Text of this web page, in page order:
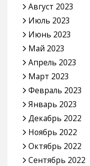
Август 2023
Июль 2023
Июнь 2023
Май 2023
Апрель 2023
Март 2023
Февраль 2023
Январь 2023
Декабрь 2022
Ноябрь 2022
Октябрь 2022
Сентябрь 2022